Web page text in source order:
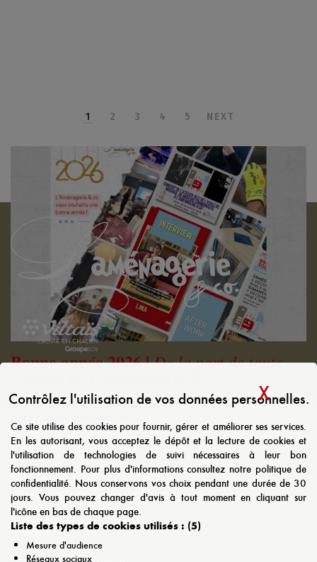
Contrôlez l'utilisation de vos données personnelles.
Ce site utilise des cookies pour fournir, gérer et améliorer ses services.
En les autorisant, vous acceptez le dépôt et la lecture de cookies et
l'utilisation de technologies de suivi nécessaires à leur bon
fonctionnement. Pour plus d'informations consultez notre politique de
confidentialité. Nous conservons vos choix pendant une durée de 30
jours. Vous pouvez changer d'avis à tout moment en cliquant sur
l'icône en bas de chaque page.
Liste des types de cookies utilisés : (5)
Mesure d'audience
Réseaux sociaux
X
𝐁𝐨𝐧𝐧𝐞 𝐚𝐧𝐧𝐞́𝐞 𝟐𝟎𝟐𝟔 ! 𝐷𝑒 𝑙𝑎 𝑝𝑎𝑟𝑡 𝑑𝑒 𝑡𝑜𝑢𝑡𝑒
lemondeenstopbivouacresidomiaormanaofficialmarmitope
LIRE LA SUITE
1 2 3 4 5 NEXT
MOULINS
69 Route de Lyon
03000 Moulins
04 70 20 82 39
amenagerie.co-viltais@groupe-sos.org
Horaires :